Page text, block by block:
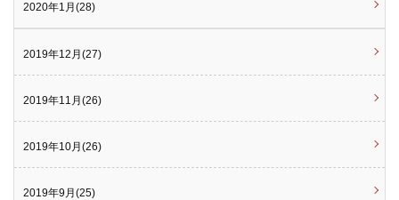
2020年1月(28)
2019年12月(27)
2019年11月(26)
2019年10月(26)
2019年9月(25)